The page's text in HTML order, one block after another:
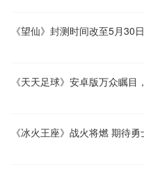
《望仙》封测时间改至5月30日